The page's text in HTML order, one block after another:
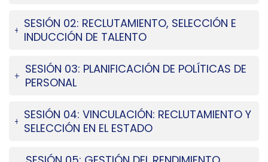
SESIÓN 02: RECLUTAMIENTO, SELECCIÓN E
INDUCCIÓN DE TALENTO
SESIÓN 03: PLANIFICACIÓN DE POLÍTICAS DE
PERSONAL
SESIÓN 04: VINCULACIÓN: RECLUTAMIENTO Y
SELECCIÓN EN EL ESTADO